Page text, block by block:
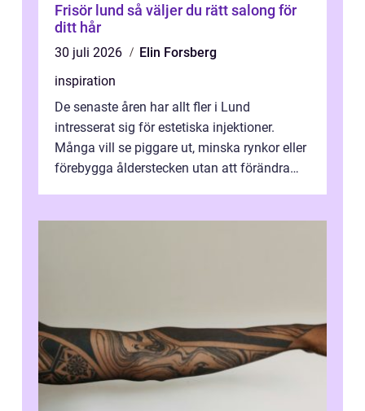
Frisör lund så väljer du rätt salong för
ditt hår
30 juli 2026
Elin Forsberg
inspiration
De senaste åren har allt fler i Lund
intresserat sig för estetiska injektioner.
Många vill se piggare ut, minska rynkor eller
förebygga ålderstecken utan att förändra